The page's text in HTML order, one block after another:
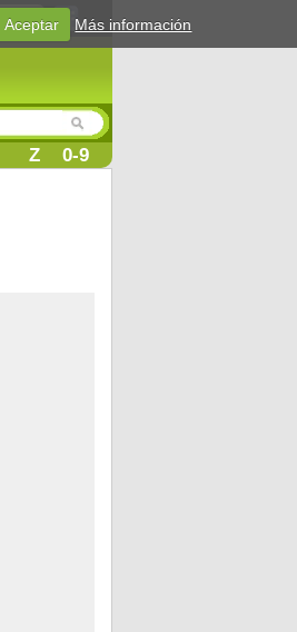
Login
Z 0-9
Aceptar Más información